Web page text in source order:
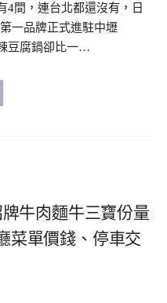
4間，連台北都還沒有，日
一品牌正式進駐中壢
豆腐鍋卻比一…
牛肉麵牛三寶份量
菜單價錢、停車交